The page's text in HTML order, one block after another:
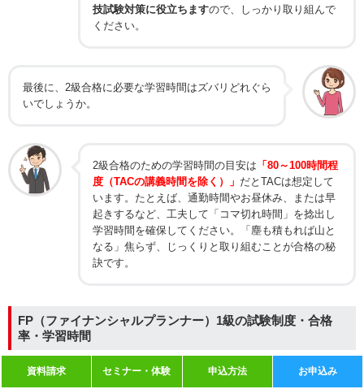
資料請求 セミナー・体験 申込方法 お申込み
技試験対策に役立ちますので、しっかり取り組んで
ください。
最後に、2級合格に必要な学習時間はズバリどれぐら
いでしょうか。
2級合格のための学習時間の目安は 「80～100時間程
度（TACの講義時間を除く）」 だとTACは想定して
います。たとえば、通勤時間やお昼休み、または早
起きするなど、工夫して「コマ切れ時間」を捻出し
学習時間を確保してください。「塵も積もれば山と
なる」焦らず、じっくりと取り組むことが合格の秘
訣です。
FP（ファイナンシャルプランナー）1級の試験制度・合格
率・学習時間